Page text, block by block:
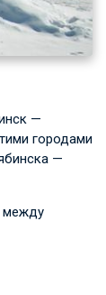
—
городами
—
между